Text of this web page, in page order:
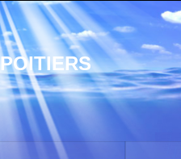
POITIERS